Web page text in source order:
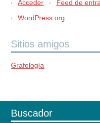
Acceder Feed de
WordPress.org
Sitios amigos
Grafología
Buscador